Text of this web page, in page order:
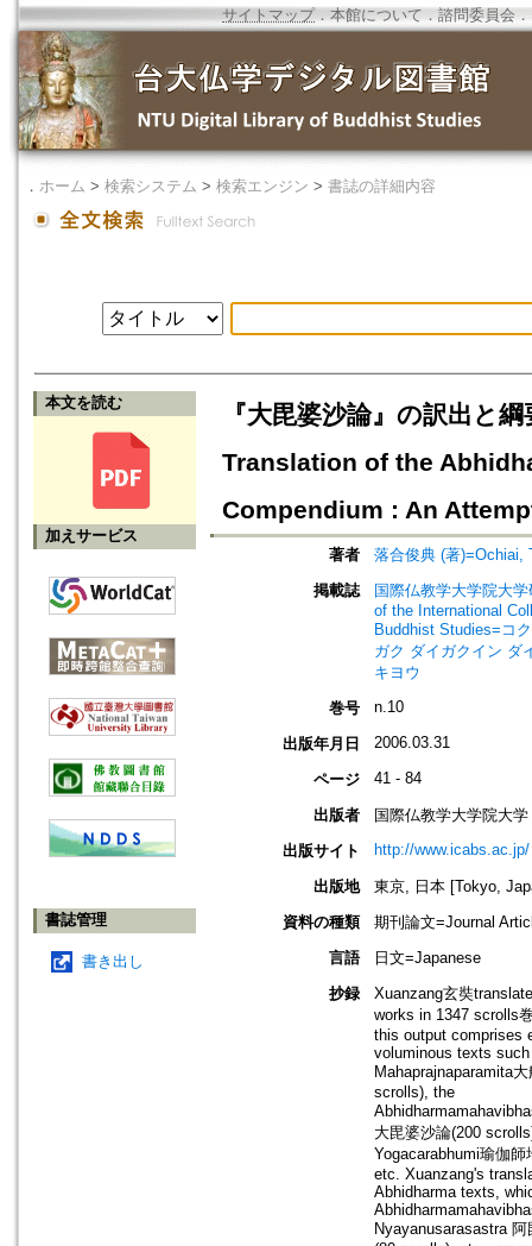
サイトマップ．本館について ． 諮問委員会 ．
． ホーム > 検索システム > 検索エンジン > 書誌の詳細内容
本文を読む
加えサービス
書誌管理
書き出し
『大毘婆沙論』の訳出と
Translation of the
Compendium : An
著者
落合俊典 (著)=Ochiai,
掲載誌
国際仏教学大学院大
of the International
Buddhist Studies=コ
ガク ダイガクイン ダ
キヨウ
巻号
n.10
出版年月日 2006.03.31
ページ 41 - 84
出版者
国際仏教学大学院大学
出版サイト
http://www.icabs.ac.jp/
出版地
東京, 日本 [Tokyo,
資料の種類
期刊論文=Journal
言語
日文=Japanese
抄録
Xuanzang玄奘
works in 1347 scrolls
this output comprises
voluminous texts
Mahaprajnaparamita
scrolls), the
大毘婆沙論(200
Yogacarabhumi瑜伽
etc. Xuanzang's
Abhidharma texts,
Nyayanusarasastra